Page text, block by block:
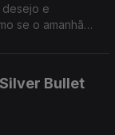
desejo e
se o amanhã
Bullet